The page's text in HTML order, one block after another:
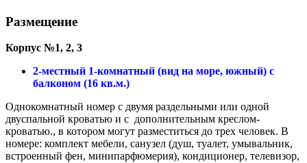
Размещение
Корпус №1, 2, 3
2-местный 1-комнатный (вид на море, южный) с
балконом (16 кв.м.)
Однокомнатный номер с двумя раздельными или одной
двуспальной кроватью и с дополнительным креслом-
кроватью., в котором могут разместиться до трех человек. В
номере: комплект мебели, санузел (душ, туалет, умывальник,
встроенный фен, минипарфюмерия), кондиционер, телевизор,